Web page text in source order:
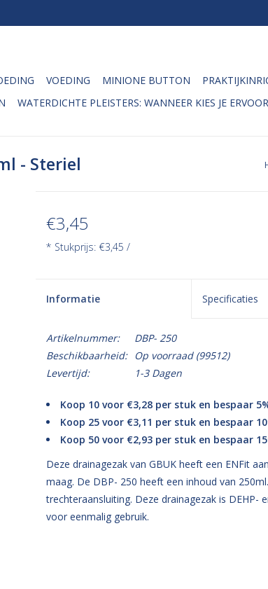
VOEDING MINIONE BUTTON
WATERDICHTE PLEISTERS: WANNEER KIES JE
- Steriel
€3,45
* Stukprijs: €3,45 /
Informatie Specificaties
Artikelnummer:
DBP- 250
Beschikbaarheid:
Op voorraad(99512)
Levertijd:
1-3 Dagen
Koop 10 voor €3,28 per stuk en bespaar
Koop 25 voor €3,11 per stuk en bespaar
Koop 50 voor €2,93 per stuk en bespaar
Deze drainagezak van GBUK heeft een ENFit
maag. De DBP- 250 heeft een inhoud van
trechteraansluiting. Deze drainagezak is DEHP-
voor eenmalig gebruik.